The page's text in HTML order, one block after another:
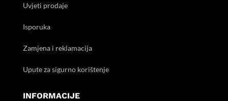
Uvjeti prodaje
Isporuka
Zamjena i reklamacija
Upute za sigurno korištenje
INFORMACIJE